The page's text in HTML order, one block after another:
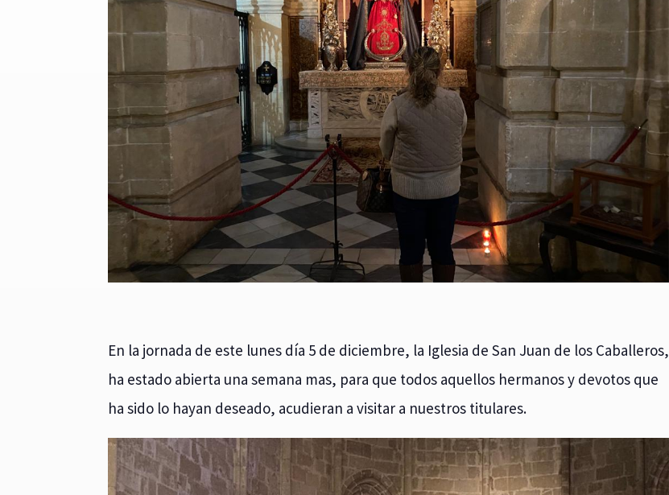
En la jornada de este lunes día 5 de diciembre, la Iglesia de San Juan de los Caballeros,
ha estado abierta una semana mas, para que todos aquellos hermanos y devotos que
ha sido lo hayan deseado, acudieran a visitar a nuestros titulares.